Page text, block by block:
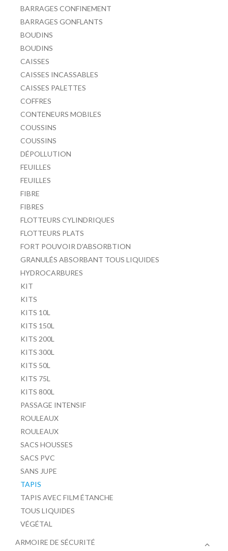
BARRAGES CONFINEMENT
BARRAGES GONFLANTS
BOUDINS
BOUDINS
CAISSES
CAISSES INCASSABLES
CAISSES PALETTES
COFFRES
CONTENEURS MOBILES
COUSSINS
COUSSINS
DÉPOLLUTION
FEUILLES
FEUILLES
FIBRE
FIBRES
FLOTTEURS CYLINDRIQUES
FLOTTEURS PLATS
FORT POUVOIR D'ABSORBTION
GRANULÉS ABSORBANT TOUS LIQUIDES
HYDROCARBURES
KIT
KITS
KITS 10L
KITS 150L
KITS 200L
KITS 300L
KITS 50L
KITS 75L
KITS 800L
PASSAGE INTENSIF
ROULEAUX
ROULEAUX
SACS HOUSSES
SACS PVC
SANS JUPE
TAPIS
TAPIS AVEC FILM ÉTANCHE
TOUS LIQUIDES
VÉGÉTAL
ARMOIRE DE SÉCURITÉ